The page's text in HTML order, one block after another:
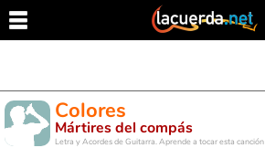
Colores
Mártires del compás
Letra y Acordes de Guitarra. Aprende a tocar esta canción